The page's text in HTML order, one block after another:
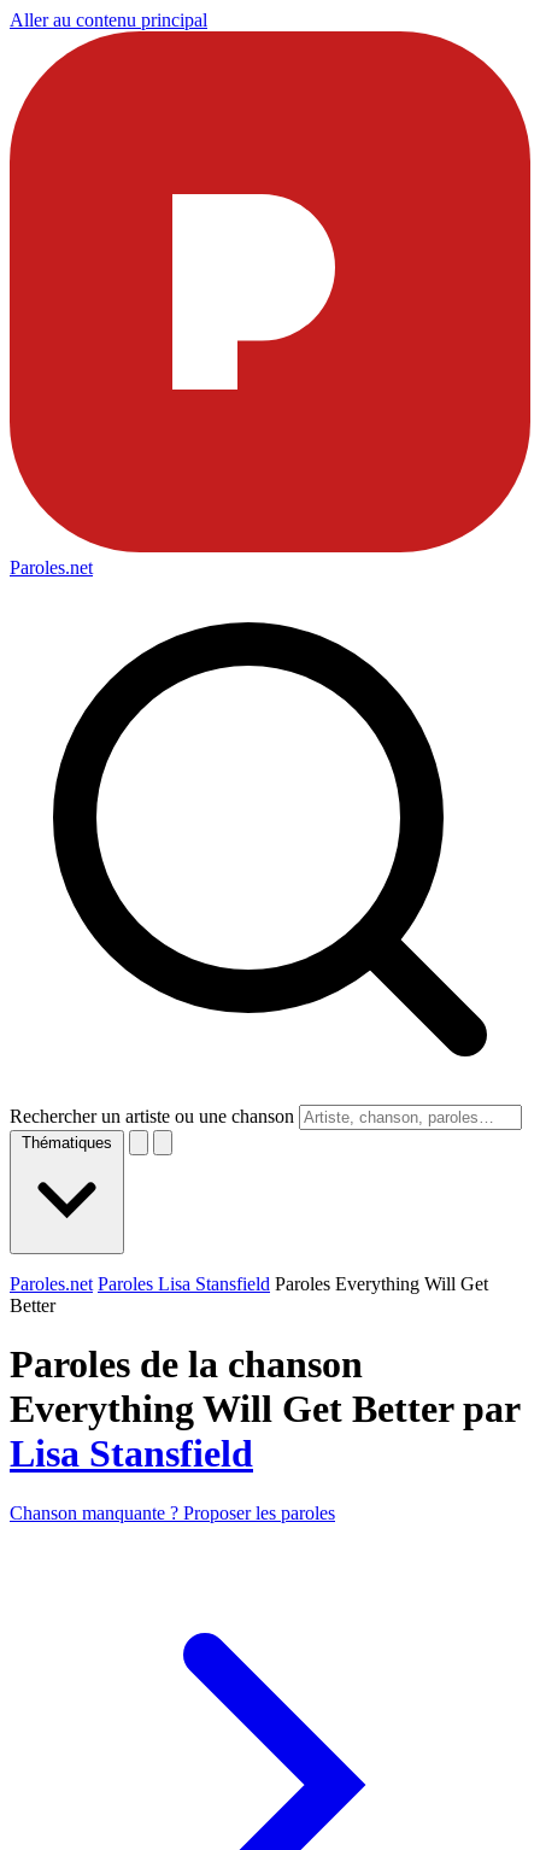
Aller au contenu principal
Paroles.net
Rechercher un artiste ou une chanson
Thématiques
Paroles.net Paroles Lisa Stansfield Paroles Everything Will Get
Better
Paroles de la chanson
Everything Will Get Better par
Lisa Stansfield
Chanson manquante ? Proposer les paroles